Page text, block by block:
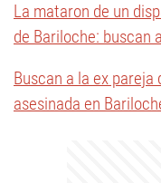
La mataron de un
de Bariloche: buscan
Buscan a la ex pareja
asesinada en